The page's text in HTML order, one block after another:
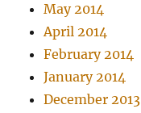
May 2014
April 2014
February 2014
January 2014
December 2013